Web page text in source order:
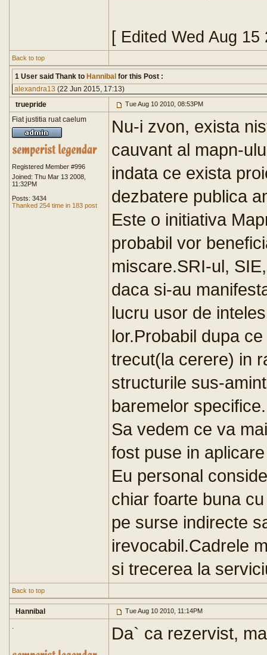
[ Edited Wed Aug
Back to top
1 User said Thank to Hannibal for this Post :
alexandra13 (22 Jun 2015, 17:13)
truepride
Tue Aug 10 2010, 08:53PM
Fiat justitia ruat caelum
Registered Member #996
Joined: Thu Mar 13 2008,
11:32PM
Posts: 3434
Thanked 254 time in 183 post
Nu-i zvon, exista
cauvant al mapn-
indata ce exista
dezbatere publica
Este o initiativa
probabil vor
miscare.SRI-ul,
daca si-au
lucru usor de
lor.Probabil dupa
trecut(la cerere) in
structurile sus-
baremelor specifice.
Sa vedem ce va
fost puse in
Eu personal
chiar foarte buna
pe surse indirecte
irevocabil.Cadrele
si trecerea la
Back to top
Hannibal Tue Aug 10 2010, 11:14PM
. Da` ca rezervist,